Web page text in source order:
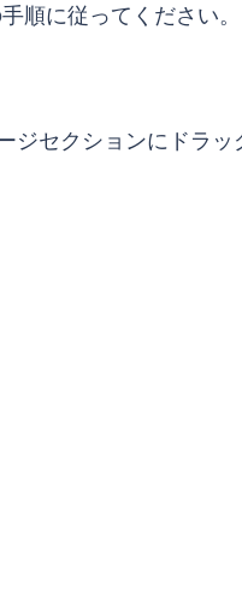
順に従ってください。
ジセクションにドラッ